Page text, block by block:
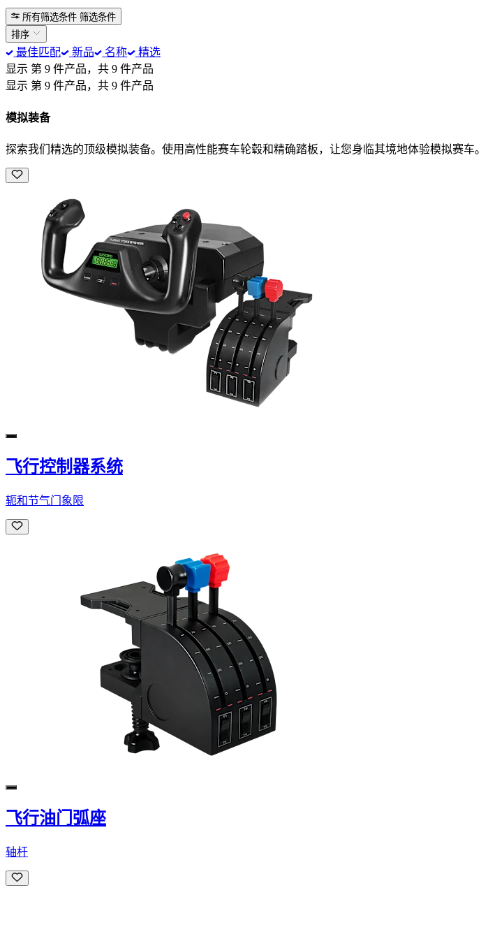
所有筛选条件 筛选条件
排序
最佳匹配 新品 名称
精选
显示 第 9 件产品，共 9 件产品
显示 第 9 件产品，共 9 件产品
模拟装备
探索我们精选的顶级模拟装备。使用高性能赛车轮毂和精确踏板，让您身临其境地体验模拟赛车。
飞行控制器系统
轭和节气门象限
飞行油门弧座
轴杆